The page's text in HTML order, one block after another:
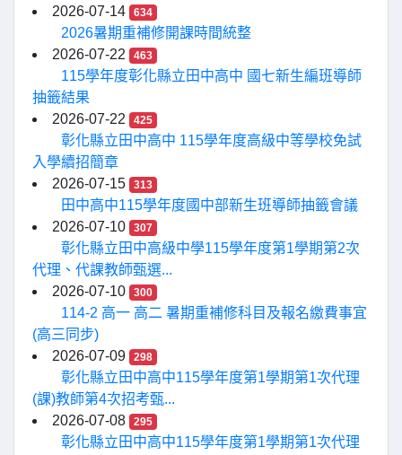
2026-07-14 634
2026暑期重補修開課時間統整
2026-07-22
463
115學年度彰化縣立田中高中 國七新生編班導師
抽籤結果
2026-07-22
425
彰化縣立田中高中 115學年度高級中等學校免試
入學續招簡章
2026-07-15
313
田中高中115學年度國中部新生班導師抽籤會議
2026-07-10
307
彰化縣立田中高級中學115學年度第1學期第2次
代理、代課教師甄選...
2026-07-10
300
114-2 高一 高二 暑期重補修科目及報名繳費事宜
(高三同步)
2026-07-09
298
彰化縣立田中高中115學年度第1學期第1次代理
(課)教師第4次招考甄...
2026-07-08
295
彰化縣立田中高中115學年度第1學期第1次代理